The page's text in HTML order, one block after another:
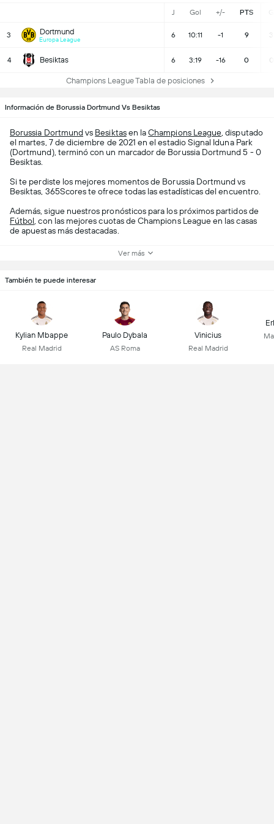
J Gol +/- PTS
3 Dortmund
Europa League
6 10:11 -1 9 3
4 Besiktas 6 3:19 -16 0 0
Champions League Tabla de posiciones
Información de Borussia Dortmund Vs Besiktas
Borussia Dortmundvs Besiktasen laChampions League , disputado
el martes, 7 de diciembre de 2021 en el estadio Signal Iduna Park
(Dortmund), terminó con un marcador de Borussia Dortmund 5 - 0
Besiktas.
Si te perdiste los mejores momentos de Borussia Dortmund vs
Besiktas, 365Scores te ofrece todas las estadísticas del encuentro.
Además, sigue nuestros pronósticos para los próximos partidos de
Fútbol , con las mejores cuotas de Champions League en las casas
de apuestas más destacadas.
Ver más
También te puede interesar
Kylian Mbappe
Real Madrid
Paulo Dybala
AS Roma
Vinicius
Real Madrid